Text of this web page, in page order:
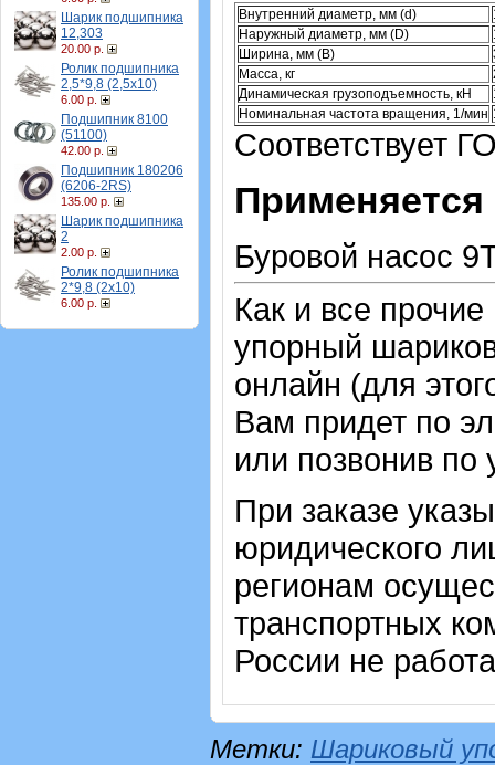
Шарик подшипника
12,303
20.00 р.
Ролик подшипника
2,5*9,8 (2,5х10)
6.00 р.
Подшипник 8100
(51100)
42.00 р.
Подшипник 180206
(6206-2RS)
135.00 р.
Шарик подшипника
2
2.00 р.
Ролик подшипника
2*9,8 (2х10)
6.00 р.
Внутренний диаметр, мм (d)
Наружный диаметр, мм (D)
Ширина, мм (B)
Масса, кг
Динамическая грузоподъемность, кН
Номинальная частота вращения, 1/мин
Соответствует
Буровой насос
Как и все
упорный
онлайн (для
Вам придет по
или позвонив
При заказе
юридического
регионам
транспортных
России не
Метки: Шариковый